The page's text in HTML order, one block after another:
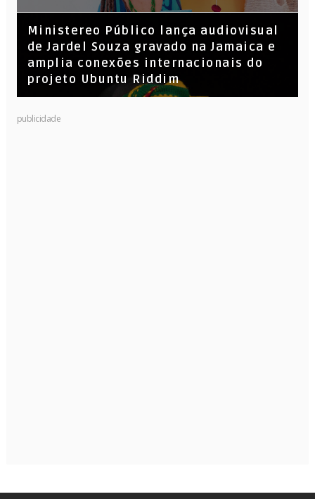
​Ministereo Público lança audiovisual
de Jardel Souza gravado na Jamaica e
amplia conexões internacionais do
projeto Ubuntu Riddim
publicidade